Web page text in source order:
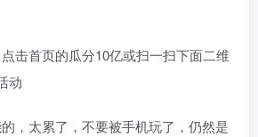
击首页的瓜分10亿或扫一扫下面二维
动
，太累了，不要被手机玩了，仍然是